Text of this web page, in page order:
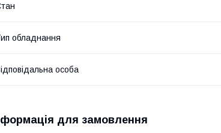
обладнання
особа
для замовлення